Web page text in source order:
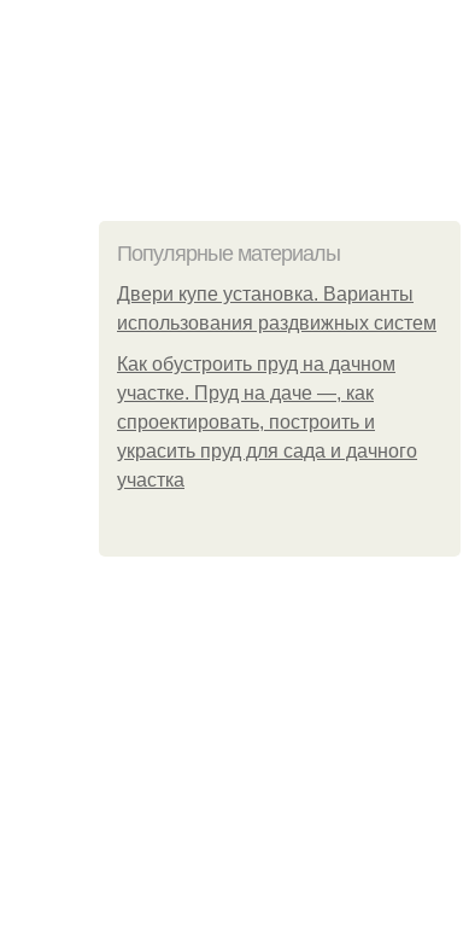
Популярные материалы
Двери купе установка. Варианты
использования раздвижных систем
Как обустроить пруд на дачном
участке. Пруд на даче —, как
спроектировать, построить и
украсить пруд для сада и дачного
участка